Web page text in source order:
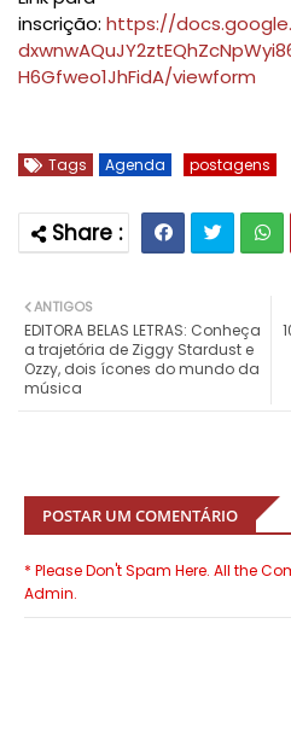
inscrição: https://
H6Gfweo1JhFidA/viewform
Tags Agenda postagens
ANTIGOS
EDITORA BELAS LETRAS: Conheça
a trajetória de Ziggy Stardust e
Ozzy, dois ícones do mundo da
música
POSTAR UM COMENTÁRIO
* Please Don't Spam Here. All the
Admin.